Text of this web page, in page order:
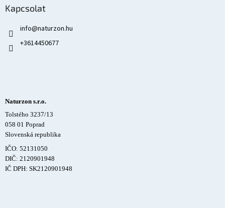
Kapcsolat
info@naturzon.hu
+3614450677
Naturzon s.r.o.
Tolstého 3237/13
058 01 Poprad
Slovenská republika
IČO: 52131050
DIČ: 2120901948
IČ DPH: SK2120901948